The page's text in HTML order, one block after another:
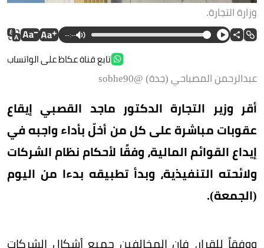
وزارة التجارة.
--:--
تابع قناة عكاظ على الواتساب
عبدالرحمن المصباحي (جدة) @sobhe90
أقر وزير التجارة الدكتور ماجد القصبي إيقاع
عقوبات مباشرة على كل من أخلّ بأداء واجبه في
إيداع القوائم المالية، وفقًا لأحكام نظام الشركات
ولائحته التنفيذية، وبدأ تطبيقه بدءا من اليوم
(الجمعة).
ووفقاً للقرار، فإن المخالفين جميع أشكال الشركات